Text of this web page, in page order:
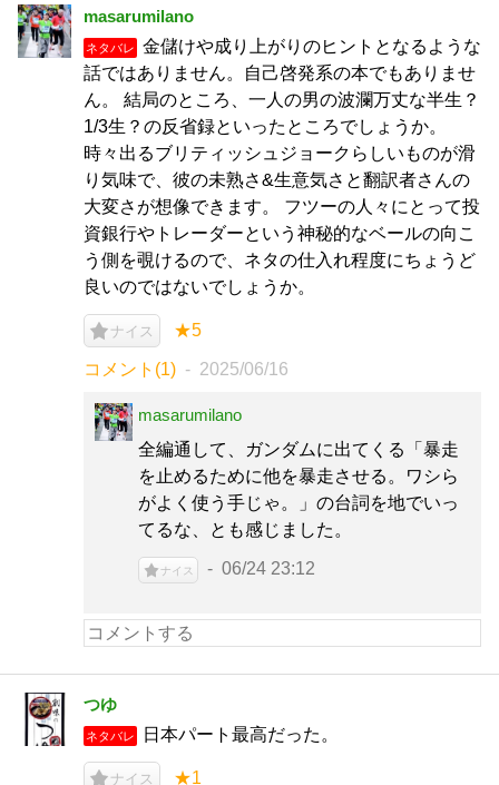
masarumilano
ネタバレ
金儲けや成り上がりのヒントとなるような
話ではありません。自己啓発系の本でもありませ
ん。 結局のところ、一人の男の波瀾万丈な半生？
1/3生？の反省録といったところでしょうか。
時々出るブリティッシュジョークらしいものが滑
り気味で、彼の未熟さ&生意気さと翻訳者さんの
大変さが想像できます。 フツーの人々にとって投
資銀行やトレーダーという神秘的なベールの向こ
う側を覗けるので、ネタの仕入れ程度にちょうど
良いのではないでしょうか。
ナイス ★5
コメント(1) 2025/06/16
masarumilano
全編通して、ガンダムに出てくる「暴走
を止めるために他を暴走させる。ワシら
がよく使う手じゃ。」の台詞を地でいっ
てるな、とも感じました。
ナイス 06/24 23:12
つゆ
ネタバレ 日本パート最高だった。
ナイス ★1